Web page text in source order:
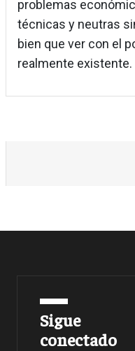
problemas
técnicas y neutras
bien que ver con el
realmente existente.
Sigue
conectado